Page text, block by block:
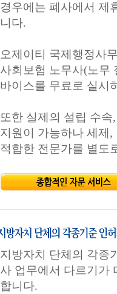
경우에는 폐사에서 제
니다.
오제이티 국제행정사
사회보험 노무사(노무
바이스를 무료로 실시
또한 실제의 설립 수
지원이 가능하나 세제
적합한 전문가를 별도
지방자치 단체의 각종
사 업무에서 다르기가
합니다.